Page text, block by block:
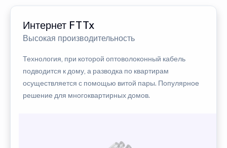
Интернет FTTx
Высокая производительность
Технология, при которой оптоволоконный кабель
подводится к дому, а разводка по квартирам
осуществляется с помощью витой пары. Популярное
решение для многоквартирных домов.